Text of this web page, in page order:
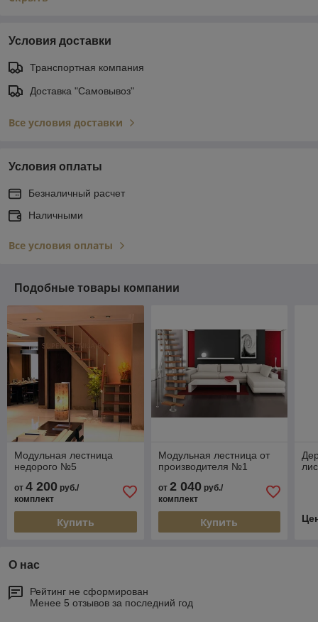
Условия доставки
Транспортная компания
Доставка "Самовывоз"
Все условия доставки
Условия оплаты
Безналичный расчет
Наличными
Все условия оплаты
Подобные товары компании
Модульная лестница
недорого №5
от 4 200 руб./
комплект
Купить
Модульная лестница от
производителя №1
от 2 040руб./
комплект
Купить
О нас
Рейтинг не сформирован
Менее 5 отзывов за последний год